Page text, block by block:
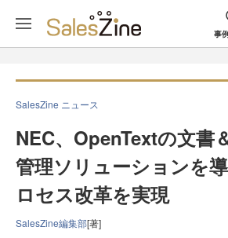
事
SalesZine ニュース
NEC、OpenTextの文書
管理ソリューションを
ロセス改革を実現
SalesZine編集部[著]